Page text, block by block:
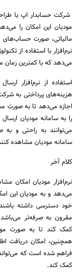
شرکت حسابدار اپ با
مودیان این امکان را
مالیاتی، صورت حساب‌های
نرم‌افزار با استفاده از
می‌دهد که با کمترین
استفاده از نرم‌افزار
هزینه‌های پرداختی به
اجازه می‌دهد تا به صورت
را به سامانه مودیان ارسال
می‌توانند به راحتی و به
سامانه مودیان مشاهده
کلام آخر
نرم‌افزار مودیان امکان
می‌دهد و به مودیان این
خود دسترسی داشته
مقرون به صرفه‌تر
کمک کند تا به صورت
همچنین، امکان دریافت
فراهم شده است که
کمک کند.